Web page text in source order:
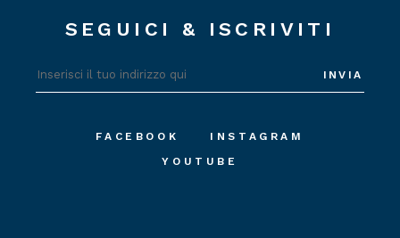
SEGUICI & ISCRIVITI
INVIA
FACEBOOK
INSTAGRAM
YOUTUBE